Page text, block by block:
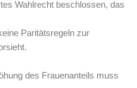
Wahlrecht beschlossen, das
Paritätsregeln zur
des Frauenanteils muss